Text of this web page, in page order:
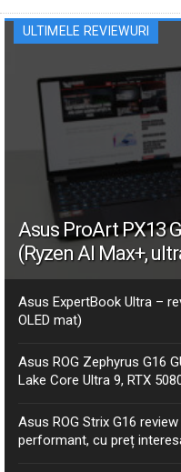
ULTIMELE REVIEWURI
Asus ProArt PX13
(Ryzen AI Max+,
Asus ExpertBook Ultra –
OLED mat)
Asus ROG Zephyrus G16
Lake Core Ultra 9, RTX
Asus ROG Strix G16
performant, cu preț